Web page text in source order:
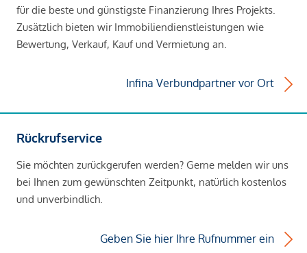
für die beste und günstigste Finanzierung Ihres Projekts.
Zusätzlich bieten wir Immobiliendienstleistungen wie
Bewertung, Verkauf, Kauf und Vermietung an.
Infina Verbundpartner vor Ort
Rückrufservice
Sie möchten zurückgerufen werden? Gerne melden wir uns
bei Ihnen zum gewünschten Zeitpunkt, natürlich kostenlos
und unverbindlich.
Geben Sie hier Ihre Rufnummer ein